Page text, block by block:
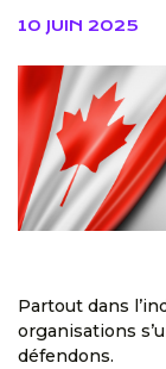
10 JUIN 2025
Partout dans
organisations
défendons.